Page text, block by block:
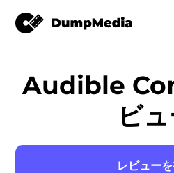
Free Video Converter
ログイ
Audible
ビ
レビューを